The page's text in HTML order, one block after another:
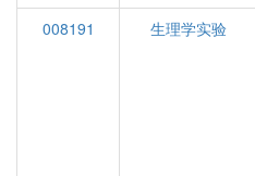
008191
生理学实验